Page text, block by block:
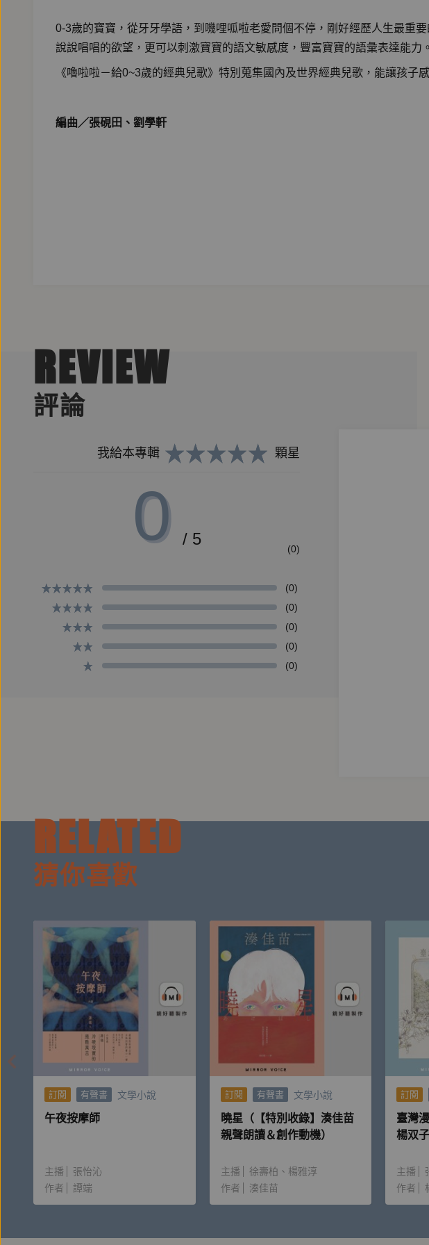
0-3歲的寶寶，從牙牙學語，到嘰哩呱啦老愛問個不停，剛好經歷人生最重
說說唱唱的欲望，更可以刺激寶寶的語文敏感度，豐富寶寶的語彙表達能力。
《嚕啦啦－給0~3歲的經典兒歌》特別蒐集國內及世界經典兒歌，能讓孩
編曲／張硯田、劉學軒
REVIEW
評論
我給本專輯 顆星
0 / 5
(0)
(0)
(0)
(0)
(0)
(0)
RELATED
猜你喜歡
訂閱 有聲書 文學小說
午夜按摩師
主播
張怡沁
作者
譚端
訂閱 有聲書 文學小說
曉星（【特別收錄】湊佳苗
親聲朗讀＆創作動機）
主播 徐壽柏
楊雅淳
作者
湊佳苗
訂閱
臺灣
楊双
主播
作者